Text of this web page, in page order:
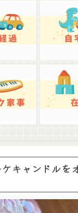
キャンドルを